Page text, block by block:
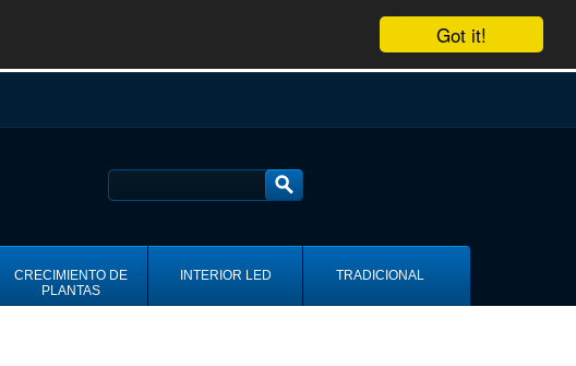
Got it!
CRECIMIENTO DE
PLANTAS
INTERIOR LED TRADICIONAL